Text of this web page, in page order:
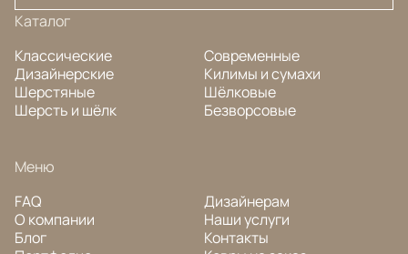
Каталог
Классические
Дизайнерские
Шерстяные
Шерсть и шёлк
Современные
Килимы и сумахи
Шёлковые
Безворсовые
Меню
FAQ
О компании
Блог
Дизайнерам
Наши услуги
Контакты